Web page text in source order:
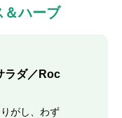
＆ハーブ
ラダ／Roc
がし、わず